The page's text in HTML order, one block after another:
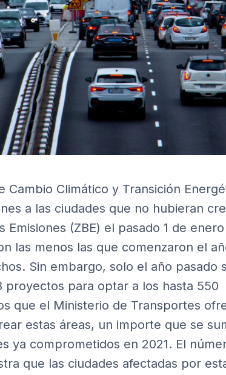
Cambio Climático y Transición
a las ciudades que no hubieran
Emisiones (ZBE) el pasado 1 de
las menos las que comenzaron el
Sin embargo, solo el año pasado
proyectos para optar a los hasta 550
que el Ministerio de Transportes
estas áreas, un importe que se
ya comprometidos en 2021. El
que las ciudades afectadas por